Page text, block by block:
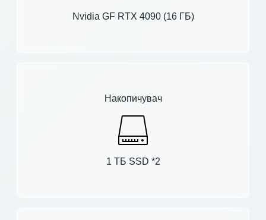
Nvidia GF RTX 4090 (16 ГБ)
Накопичувач
1 ТБ SSD *2